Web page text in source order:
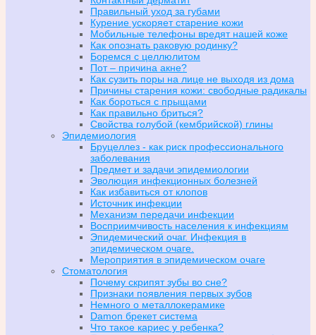
Правильный уход за губами
Курение ускоряет старение кожи
Мобильные телефоны вредят нашей коже
Как опознать раковую родинку?
Боремся с целлюлитом
Пот – причина акне?
Как сузить поры на лице не выходя из дома
Причины старения кожи: свободные радикалы
Как бороться с прыщами
Как правильно бриться?
Свойства голубой (кембрийской) глины
Эпидемиология
Бруцеллез - как риск профессионального
заболевания
Предмет и задачи эпидемиологии
Эволюция инфекционных болезней
Как избавиться от клопов
Источник инфекции
Механизм передачи инфекции
Восприимчивость населения к инфекциям
Эпидемический очаг. Инфекция в
эпидемическом очаге.
Мероприятия в эпидемическом очаге
Стоматология
Почему скрипят зубы во сне?
Признаки появления первых зубов
Немного о металлокерамике
Damon брекет система
Что такое кариес у ребенка?